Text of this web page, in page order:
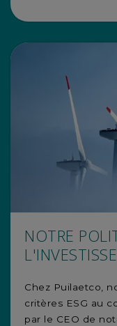
NOTRE
Chez Puilaetco,
critères ESG au
par le CEO de